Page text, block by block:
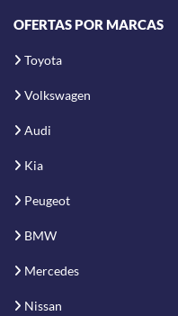
OFERTAS POR MARCAS
Toyota
Volkswagen
Audi
Kia
Peugeot
BMW
Mercedes
Nissan